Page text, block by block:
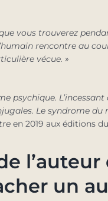
vous trouverez
rencontre au
vécue. »
psychique.
Le syndrome du
en 2019 aux éditions
un